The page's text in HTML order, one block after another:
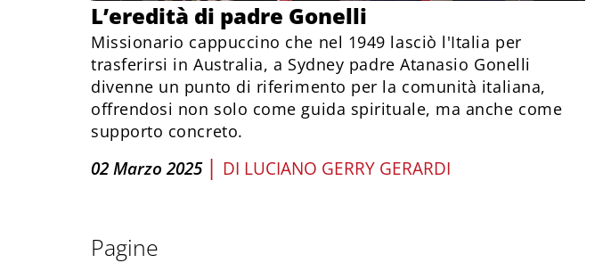
L’eredità di padre Gonelli
Missionario cappuccino che nel 1949 lasciò l'Italia per
trasferirsi in Australia, a Sydney padre Atanasio Gonelli
divenne un punto di riferimento per la comunità italiana,
offrendosi non solo come guida spirituale, ma anche come
supporto concreto.
02 Marzo 2025 | DI LUCIANO GERRY GERARDI
Pagine